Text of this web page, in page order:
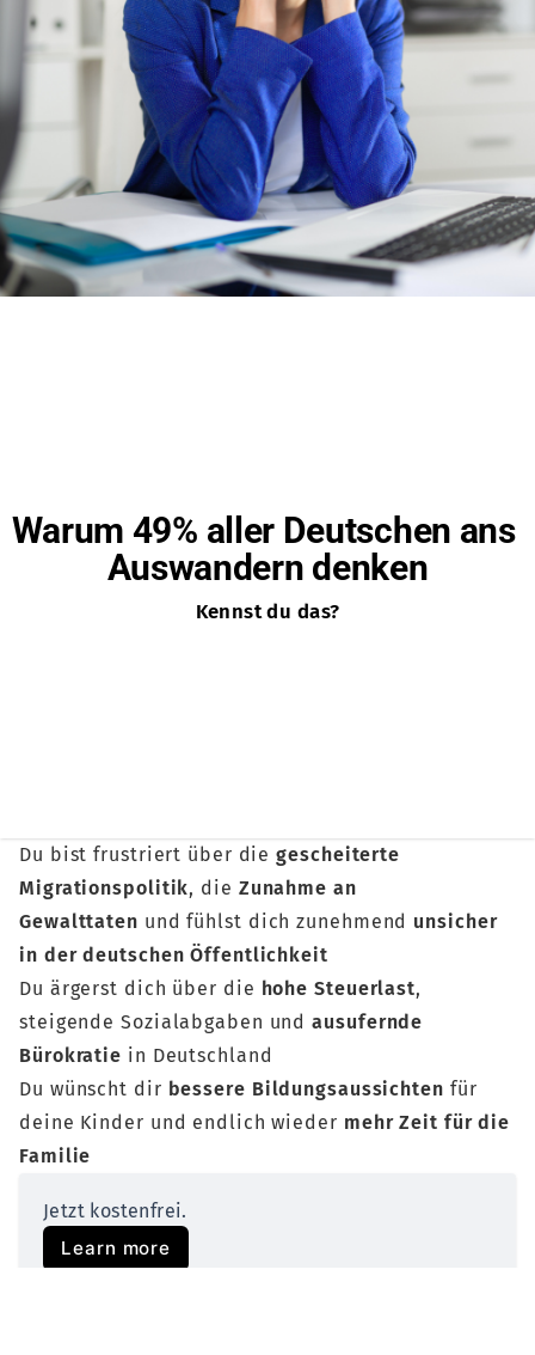
Warum 49% aller Deutschen ans
Auswandern denken
Kennst du das?
Du bist frustriert über diegescheiterte
Migrationspolitik, die Zunahme an
Gewalttaten und fühlst dich zunehmend unsicher
in der deutschen Öffentlichkeit
Du ärgerst dich über die hohe Steuerlast,
steigende Sozialabgaben undausufernde
Bürokratie in Deutschland
Du wünscht dir bessere Bildungsaussichten für
deine Kinder und endlich wieder mehr Zeit für die
Familie
Jetzt kostenfrei.
Learn more